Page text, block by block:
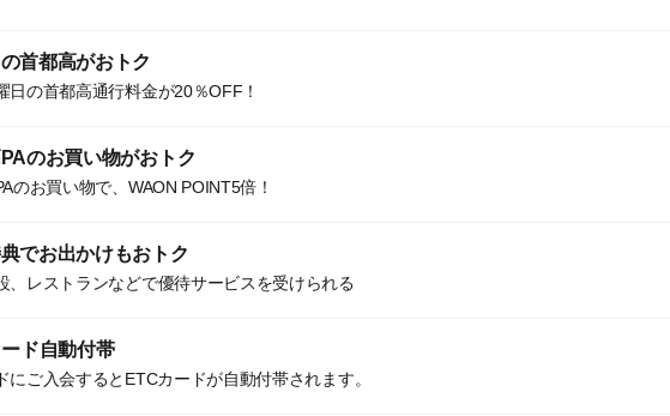
首都高がおトク
日の首都高通行料金が20％OFF！
のお買い物がおトク
のお買い物で、WAON POINT5倍！
でお出かけもおトク
、レストランなどで優待サービスを受けられる
ド自動付帯
にご入会するとETCカードが自動付帯されます。